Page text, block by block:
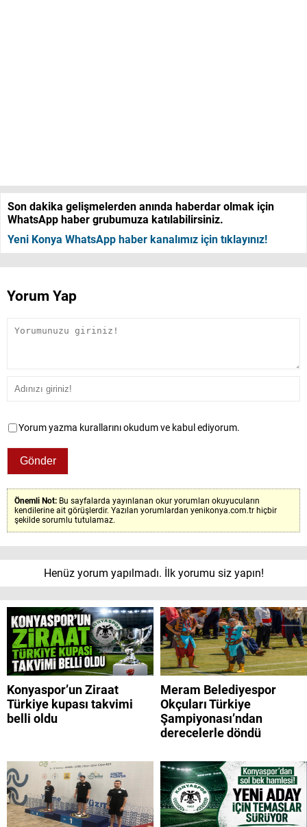
Son dakika gelişmelerden anında haberdar olmak için
WhatsApp haber grubumuza katılabilirsiniz.
Yeni Konya WhatsApp haber kanalımız için tıklayınız!
Yorum Yap
Yorum yazma kurallarını okudum ve kabul ediyorum.
Önemli Not: Bu sayfalarda yayınlanan okur yorumları okuyucuların
kendilerine ait görüşlerdir. Yazılan yorumlardan yenikonya.com.tr hiçbir
şekilde sorumlu tutulamaz.
Henüz yorum yapılmadı. İlk yorumu siz yapın!
Konyaspor’un Ziraat
Türkiye kupası takvimi
belli oldu
Meram Belediyespor
Okçuları Türkiye
Şampiyonası’ndan
derecelerle döndü